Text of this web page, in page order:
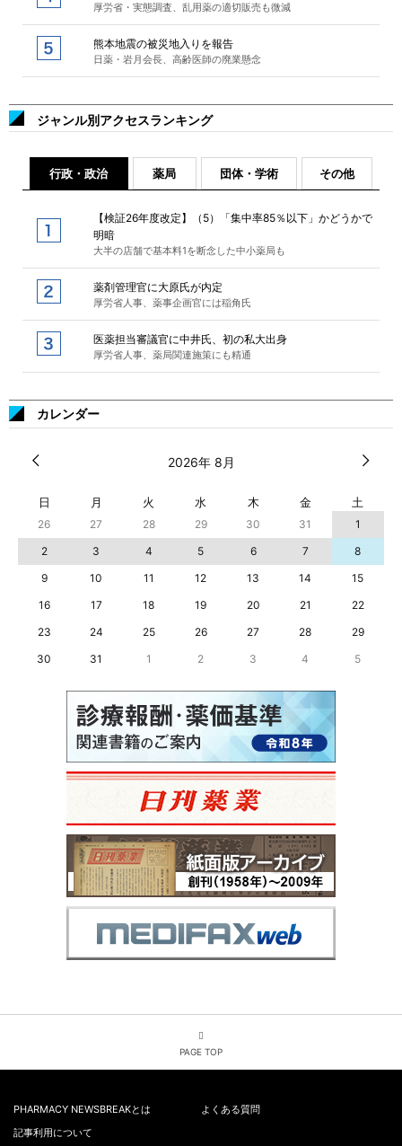
厚労省・実態調査、乱用薬の適切販売も微減
熊本地震の被災地入りを報告
日薬・岩月会長、高齢医師の廃業懸念
ジャンル別アクセスランキング
行政・政治 薬局 団体・学術 その他
【検証26年度改定】（5）「集中率85％以下」かどうかで
明暗
大半の店舗で基本料1を断念した中小薬局も
薬剤管理官に大原氏が内定
厚労省人事、薬事企画官には稲角氏
医薬担当審議官に中井氏、初の私大出身
厚労省人事、薬局関連施策にも精通
カレンダー
2026年 8月
日 月 火 水 木 金 土
26 27 28 29 30 31
1
2
3 4 5 6 7
8
9
10 11 12 13 14
15
16
17 18 19 20 21
22
23
24 25 26 27 28
29
30
31 1 2 3 4 5
PAGE TOP
PHARMACY NEWSBREAKとは
よくある質問
記事利用について